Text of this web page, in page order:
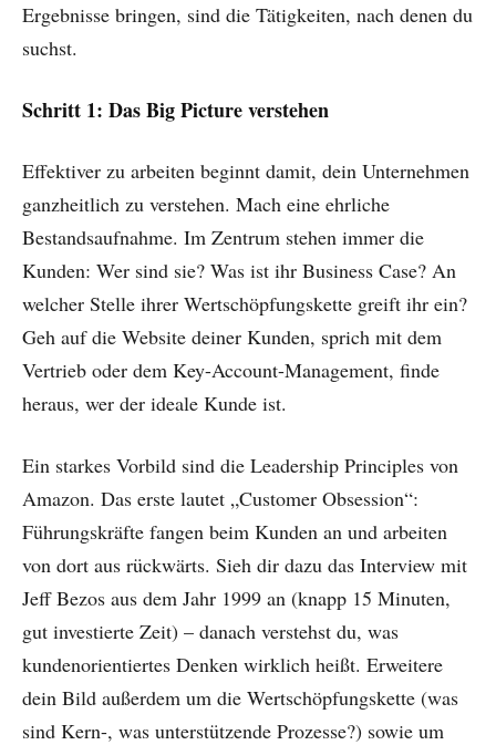
Ergebnisse bringen, sind die Tätigkeiten, nach denen du
suchst.
Schritt 1: Das Big Picture verstehen
Effektiver zu arbeiten beginnt damit, dein Unternehmen
ganzheitlich zu verstehen. Mach eine ehrliche
Bestandsaufnahme. Im Zentrum stehen immer die
Kunden: Wer sind sie? Was ist ihr Business Case? An
welcher Stelle ihrer Wertschöpfungskette greift ihr ein?
Geh auf die Website deiner Kunden, sprich mit dem
Vertrieb oder dem Key-Account-Management, finde
heraus, wer der ideale Kunde ist.
Ein starkes Vorbild sind die Leadership Principles von
Amazon. Das erste lautet „Customer Obsession“:
Führungskräfte fangen beim Kunden an und arbeiten
von dort aus rückwärts. Sieh dir dazu das Interview mit
Jeff Bezos aus dem Jahr 1999 an (knapp 15 Minuten,
gut investierte Zeit) – danach verstehst du, was
kundenorientiertes Denken wirklich heißt. Erweitere
dein Bild außerdem um die Wertschöpfungskette (was
sind Kern-, was unterstützende Prozesse?) sowie um